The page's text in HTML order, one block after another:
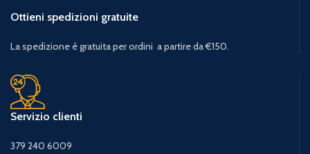
Ottieni spedizioni gratuite
La spedizione è gratuita per ordini a partire da €150.
Servizio clienti
379 240 6009